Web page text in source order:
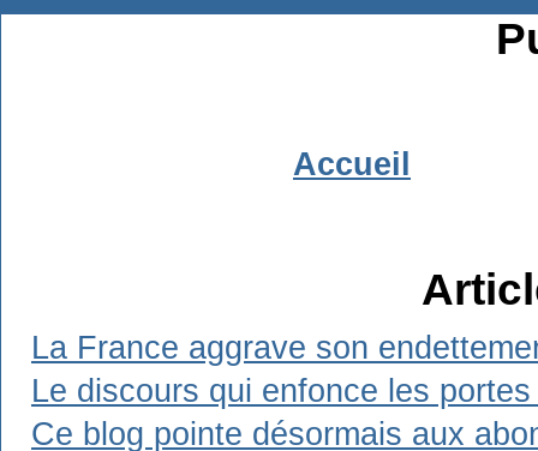
Accueil
La France aggrave son
Le discours qui enfonce les
Ce blog pointe désormais aux